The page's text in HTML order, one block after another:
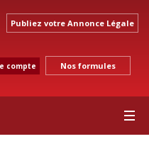
Publiez votre Annonce Légale
compte Nos formules